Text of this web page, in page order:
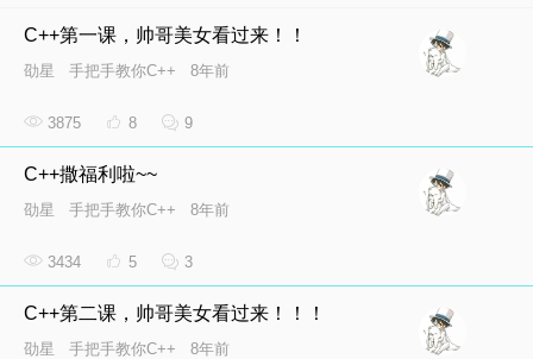
C++第一课，帅哥美女看过来！！
劭星 手把手教你C++ 8年前
3875 8 9
C++撒福利啦~~
劭星 手把手教你C++ 8年前
3434 5 3
C++第二课，帅哥美女看过来！！！
劭星 手把手教你C++ 8年前